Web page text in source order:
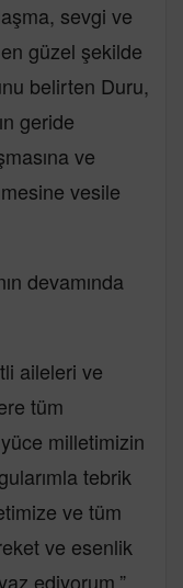
sevgi ve
güzel şekilde
belirten Duru,
geride
ve
vesile
devamında
aileleri ve
tüm
milletimizin
tebrik
ve tüm
ve esenlik
ediyorum.”